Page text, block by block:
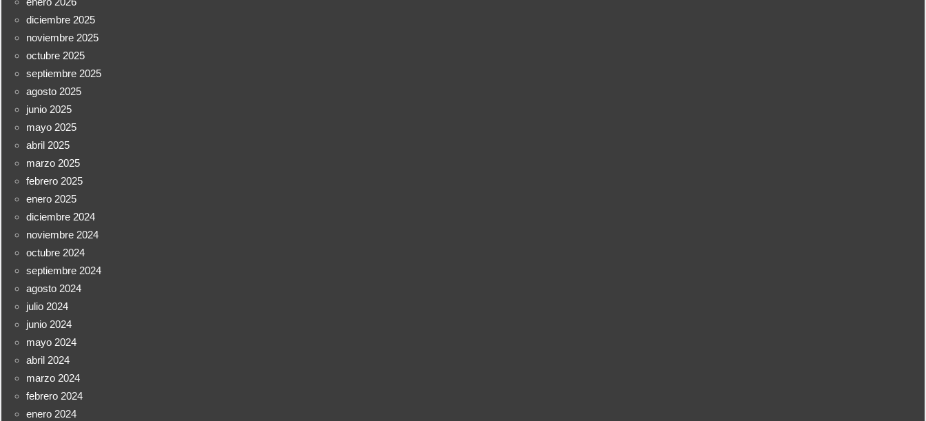
diciembre 2025
noviembre 2025
octubre 2025
septiembre 2025
agosto 2025
junio 2025
mayo 2025
abril 2025
marzo 2025
febrero 2025
enero 2025
diciembre 2024
noviembre 2024
octubre 2024
septiembre 2024
agosto 2024
julio 2024
junio 2024
mayo 2024
abril 2024
marzo 2024
febrero 2024
enero 2024